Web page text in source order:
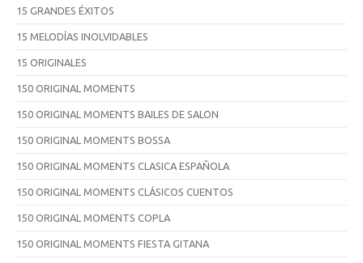
15 GRANDES ÉXITOS
15 MELODÍAS INOLVIDABLES
15 ORIGINALES
150 ORIGINAL MOMENTS
150 ORIGINAL MOMENTS BAILES DE SALON
150 ORIGINAL MOMENTS BOSSA
150 ORIGINAL MOMENTS CLASICA ESPAÑOLA
150 ORIGINAL MOMENTS CLÁSICOS CUENTOS
150 ORIGINAL MOMENTS COPLA
150 ORIGINAL MOMENTS FIESTA GITANA